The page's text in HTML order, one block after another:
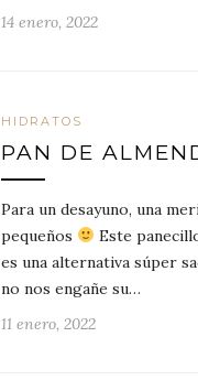
14 enero, 2022
HIDRATOS
PAN DE
Para un desayuno, una
pequeños
Este
es una alternativa súper
no nos engañe su…
11 enero, 2022